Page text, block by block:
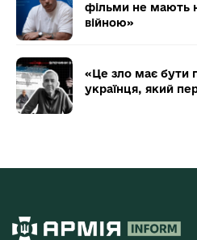
фільми не мають
війною»
«Це зло має бути
українця, який